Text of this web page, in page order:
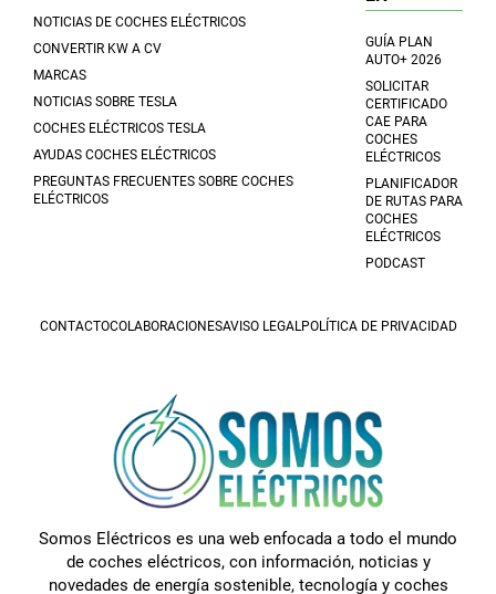
NOTICIAS DE COCHES ELÉCTRICOS
CONVERTIR KW A CV
MARCAS
NOTICIAS SOBRE TESLA
COCHES ELÉCTRICOS TESLA
AYUDAS COCHES ELÉCTRICOS
PREGUNTAS FRECUENTES SOBRE COCHES
ELÉCTRICOS
GUÍA PLAN
AUTO+ 2026
SOLICITAR
CERTIFICADO
CAE PARA
COCHES
ELÉCTRICOS
PLANIFICADOR
DE RUTAS PARA
COCHES
ELÉCTRICOS
PODCAST
CONTACTOCOLABORACIONESAVISO LEGALPOLÍTICA DE PRIVACIDAD
Somos Eléctricos es una web enfocada a todo el mundo
de coches eléctricos, con información, noticias y
novedades de energía sostenible, tecnología y coches